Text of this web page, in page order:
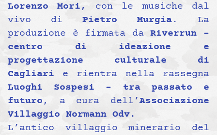
Lorenzo Mori , con le musiche dal
vivo di Pietro Murgia. La
produzione è firmata daRiverrun –
centro di ideazione e
progettazione culturale di
Cagliari e rientra nella rassegna
Luoghi Sospesi – tra passato e
futuro , a cura dell’Associazione
Villaggio Normann Odv.
L’antico villaggio minerario del